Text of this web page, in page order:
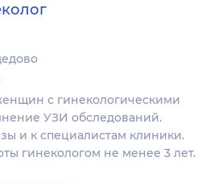
с гинекологическими
УЗИ обследований.
и к специалистам клиники.
гинекологом не менее 3 лет.